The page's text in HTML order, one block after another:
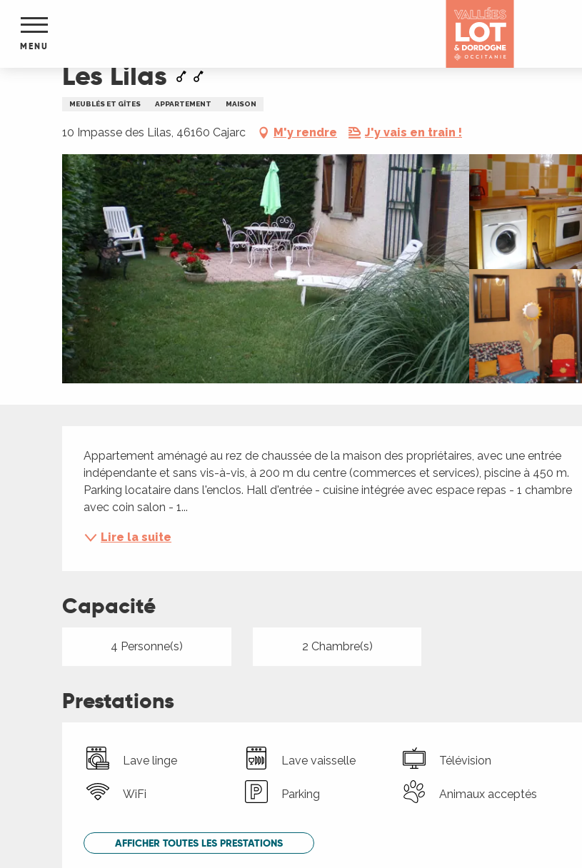
contenu
MENU
Les Lilas
MEUBLÉS ET GÎTES APPARTEMENT MAISON
10 Impasse des Lilas, 46160 Cajarc M'y rendre J'y vais en train !
Description
Appartement aménagé au rez de chaussée de la maison des propriétaires, avec une entrée
indépendante et sans vis-à-vis, à 200 m du centre (commerces et services), piscine à 450 m.
Parking locataire dans l'enclos. Hall d'entrée - cuisine intégrée avec espace repas - 1 chambre
avec coin salon - 1...
Lire la suite
Capacité
4 Personne(s) 2 Chambre(s)
Prestations
Lave linge Lave vaisselle Télévision
WiFi Parking Animaux acceptés
AFFICHER TOUTES LES PRESTATIONS